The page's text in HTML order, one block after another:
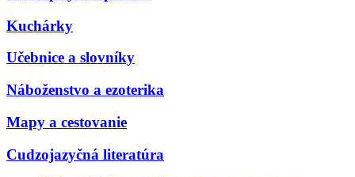
Kuchárky
Učebnice a slovníky
Náboženstvo a ezoterika
Mapy a cestovanie
Cudzojazyčná literatúra